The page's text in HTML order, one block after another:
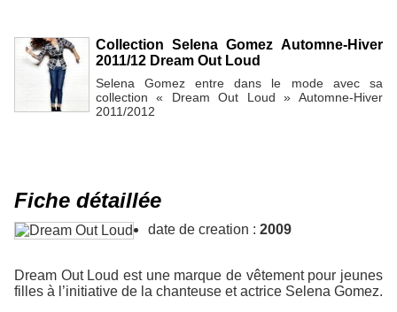
Collection Selena Gomez Automne-Hiver
2011/12 Dream Out Loud
Selena Gomez entre dans le mode avec sa
collection « Dream Out Loud » Automne-Hiver
2011/2012
Fiche détaillée
date de creation : 2009
Dream Out Loud est une marque de vêtement pour jeunes
filles à l’initiative de la chanteuse et actrice Selena Gomez.